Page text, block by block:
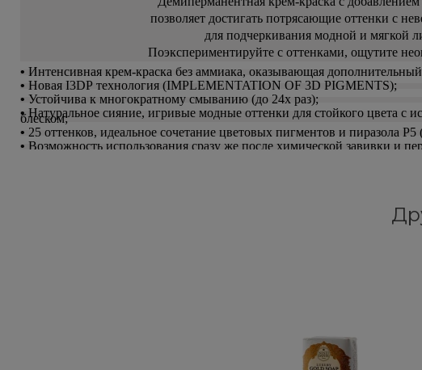
позволяет достигать потрясающие оттенки с
для подчеркивания модной и мягкой
Поэкспериментируйте с оттенками, ощутите
• Интенсивная крем-краска без аммиака, оказывающая
• Новая I3DP технология (IMPLEMENTATION OF 3D PIGMENTS);
• Устойчива к многократному смыванию (до 24х раз);
•Натуральное сияние, игривые модные оттенки для стойкого цвета с
блеском;
• 25 оттенков, идеальное сочетание цветовых пигментов и пиразола P5
• Возможность использования сразу же после химической завивки и
Subtil Global Lift - Глубокое восстановление
Subtil Man XY - Серия для мужчин: для ухода и укладки
Subtil Retouch Lab - защита цвета волос
Осветляющие средства и окислители Laboratoire
Ducastel Subtil Blond
You Look Professional